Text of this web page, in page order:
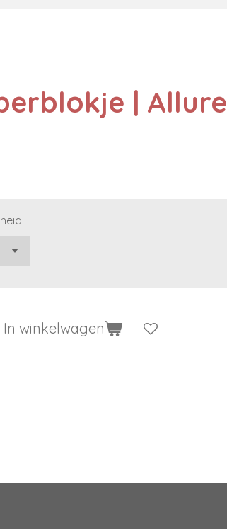
| Allure
In winkelwagen